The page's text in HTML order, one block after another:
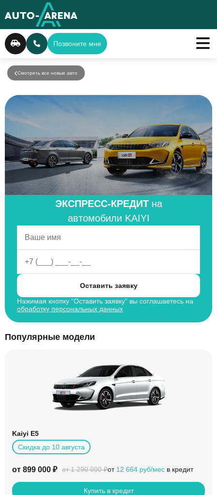
Позвоните мне
Смотреть все новые авто
ЭКСПРЕСС-КРЕДИТ на
автомобили KAIYI
Оставить заявку
Нажимая кнопку “Оставить заявку” вы соглашаетесь на
обработку персональных данных
Популярные модели
Kaiyi E5
Скидка до 10 августа
от 899 000 ₽ от 1 290 000 ₽от 12 664 руб/мес в кредит
Купить в кредит